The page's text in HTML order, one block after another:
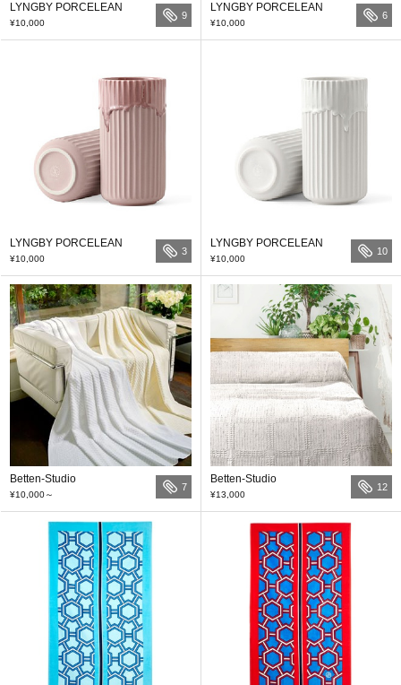
LYNGBY PORCELEAN
¥10,000
9
LYNGBY PORCELEAN
¥10,000
6
LYNGBY PORCELEAN
¥10,000
3
LYNGBY PORCELEAN
¥10,000
10
Betten-Studio
¥10,000～
7
Betten-Studio
¥13,000
12